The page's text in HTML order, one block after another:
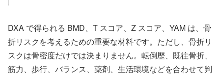
DXA で得られる BMD、T スコア、Z スコア、YAM は、骨
折リスクを考えるための重要な材料です。ただし、骨折リ
スクは骨密度だけでは決まりません。転倒歴、既往骨折、
筋力、歩行、バランス、薬剤、生活環境などを合わせて判